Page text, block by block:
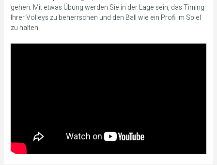
gehen. Mit etwas Übung werden Sie in der Lage sein, das Timing
Ihrer Volleys zu beherrschen und den Ball wie ein Profi im Spiel
zu halten!